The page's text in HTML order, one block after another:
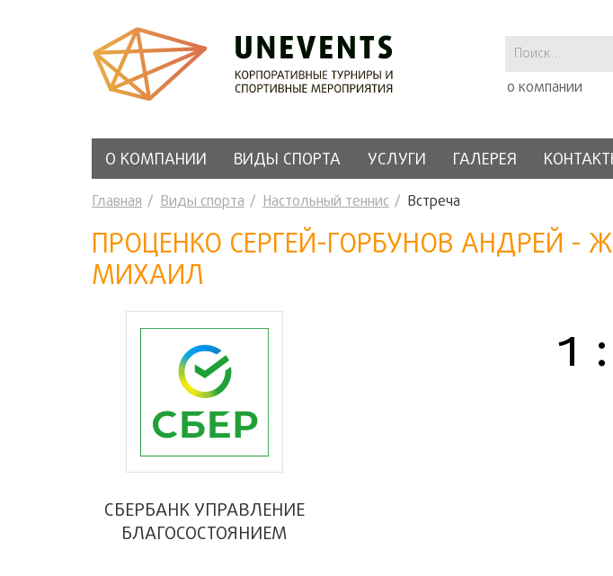
о компании
О КОМПАНИИ ВИДЫ СПОРТА УСЛУГИ ГАЛЕРЕЯ
Главная Виды спорта Настольный теннис Встреча
ПРОЦЕНКО СЕРГЕЙ-ГОРБУНОВ АНДРЕЙ -
МИХАИЛ
СБЕРБАНК УПРАВЛЕНИЕ
БЛАГОСОСТОЯНИЕМ
1